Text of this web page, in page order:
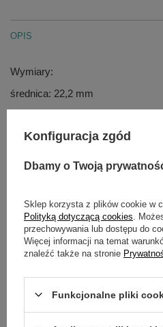
OPIS
Wymiary:
średnica: 22,2 mm
wysokość wpustu na wał: 40 mm
średnica otworu centralnego: 11
wymiary pinów bocznych: 15
Pasuje do:
HUSAR
TB43S03A
TB51S12A
Konfiguracja zgód
Dbamy o Twoją
Sklep korzysta z plików cookie w
Polityką dotyczącą cookies .
przechowywania lub dostępu do
Więcej informacji na temat
znaleźć także na stronie
Funkcjonalne pliki